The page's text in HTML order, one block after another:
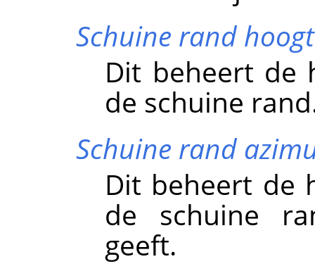
Schuine rand
Dit beheert de
de schuine
Schuine rand
Dit beheert de
de schuine
geeft.